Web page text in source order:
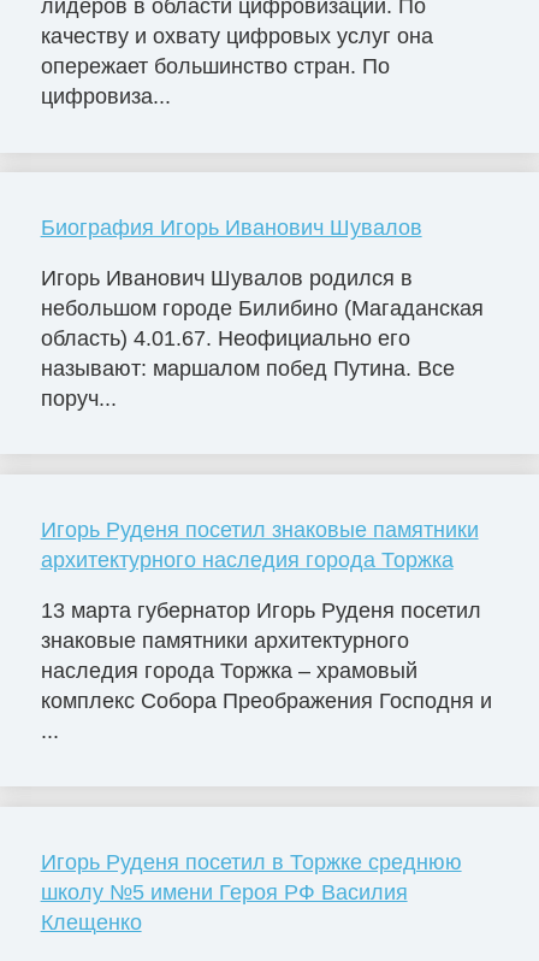
лидеров в области цифровизации. По
качеству и охвату цифровых услуг она
опережает большинство стран. По
цифровиза...
Биография Игорь Иванович Шувалов
Игорь Иванович Шувалов родился в
небольшом городе Билибино (Магаданская
область) 4.01.67. Неофициально его
называют: маршалом побед Путина. Все
поруч...
Игорь Руденя посетил знаковые памятники
архитектурного наследия города Торжка
13 марта губернатор Игорь Руденя посетил
знаковые памятники архитектурного
наследия города Торжка – храмовый
комплекс Собора Преображения Господня и
...
Игорь Руденя посетил в Торжке среднюю
школу №5 имени Героя РФ Василия
Клещенко